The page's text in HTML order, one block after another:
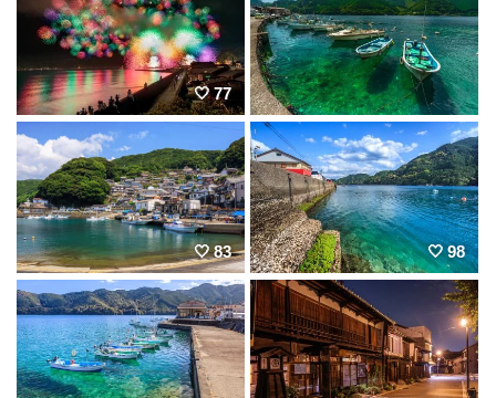
77
83 98